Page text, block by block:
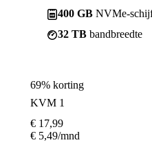
400 GB NVMe-
32 TB bandbreedte
69% korting
KVM 1
€ 17,99
€ 5,49/mnd